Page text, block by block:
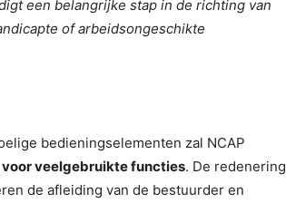
een belangrijke stap in de richting van
of arbeidsongeschikte
bedieningselementen zal NCAP
veelgebruikte functies. De redenering
de afleiding van de bestuurder en